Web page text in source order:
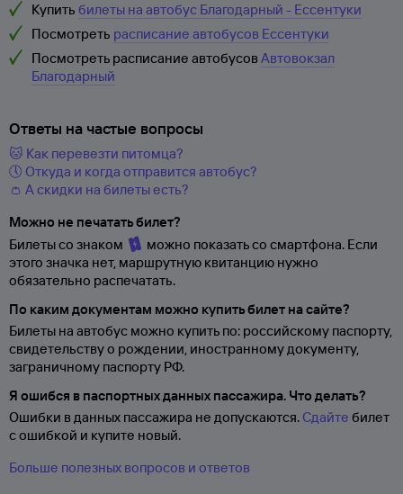
Купить билеты на автобус Благодарный - Ессентуки
Посмотреть расписание автобусов Ессентуки
Посмотреть расписание автобусовАвтовокзал
Благодарный
Ответы на частые вопросы
🐱 Как перевезти питомца?
🕔 Откуда и когда отправится автобус?
👛 А скидки на билеты есть?
Можно не печатать билет?
Билеты со знаком
можно показать со смартфона. Если
этого значка нет, маршрутную квитанцию нужно
обязательно распечатать.
По каким документам можно купить билет на сайте?
Билеты на автобус можно купить по: российскому паспорту,
свидетельству о рождении, иностранному документу,
заграничному паспорту РФ.
Я ошибся в паспортных данных пассажира. Что делать?
Ошибки в данных пассажира не допускаются. Сдайте билет
с ошибкой и купите новый.
Больше полезных вопросов и ответов